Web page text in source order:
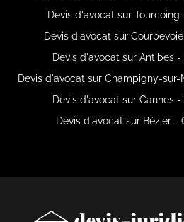
Devis d'avocat sur Tourcoing
Devis d'avocat sur
Devis d'avocat sur Antibes -
Devis d'avocat sur Champigny-sur-
Devis d'avocat sur Cannes
Devis d'avocat sur Bézier -